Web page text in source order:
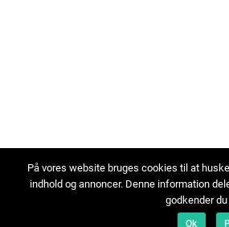
På vores website bruges cookies til at
indhold og annoncer. Denne information
godkender
Ok